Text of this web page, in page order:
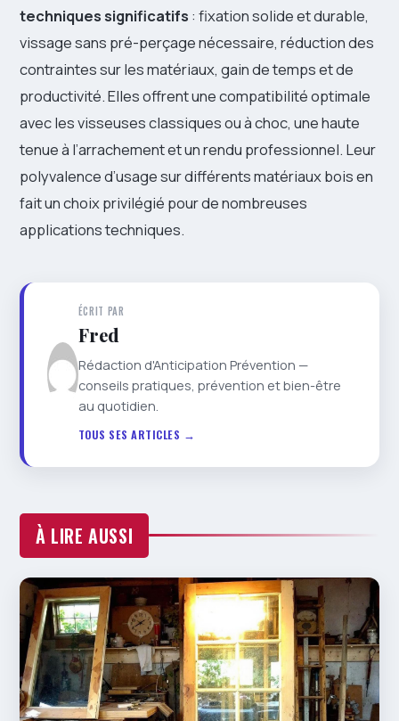
techniques significatifs : fixation solide et durable,
vissage sans pré-perçage nécessaire, réduction des
contraintes sur les matériaux, gain de temps et de
productivité. Elles offrent une compatibilité optimale
avec les visseuses classiques ou à choc, une haute
tenue à l’arrachement et un rendu professionnel. Leur
polyvalence d’usage sur différents matériaux bois en
fait un choix privilégié pour de nombreuses
applications techniques.
ÉCRIT PAR
Fred
Rédaction d'Anticipation Prévention —
conseils pratiques, prévention et bien-être
au quotidien.
TOUS SES ARTICLES →
À LIRE AUSSI